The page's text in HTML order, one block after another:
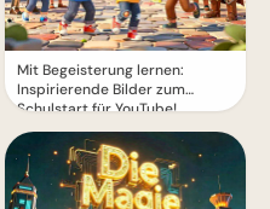
Mit Begeisterung lernen:
Inspirierende Bilder zum
Schulstart für YouTube!